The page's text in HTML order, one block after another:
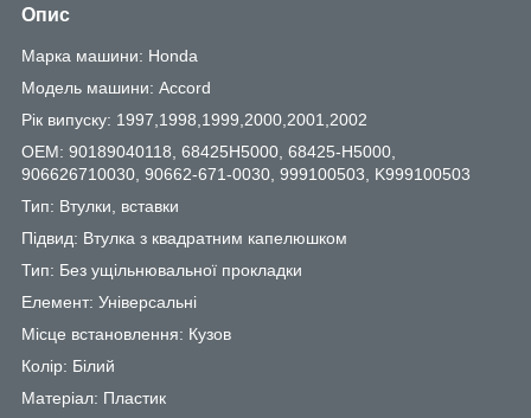
Опис
Марка машини: Honda
Модель машини: Accord
Рік випуску: 1997,1998,1999,2000,2001,2002
OEM: 90189040118, 68425H5000, 68425-H5000,
906626710030, 90662-671-0030, 999100503, K999100503
Тип: Втулки, вставки
Підвид: Втулка з квадратним капелюшком
Тип: Без ущільнювальної прокладки
Елемент: Універсальні
Місце встановлення: Кузов
Колір: Білий
Матеріал: Пластик